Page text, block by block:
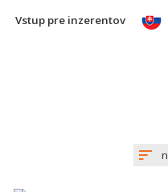
Vstup pre inzerentov